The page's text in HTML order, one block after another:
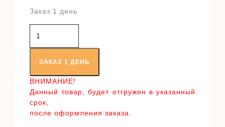
Заказ 1 день
товара
Приводной
валЗАКАЗ 1 ДЕНЬ
ВНИМАНИЕ!
Данный товар, будет отгружен в указанный
срок,
после оформления заказа.